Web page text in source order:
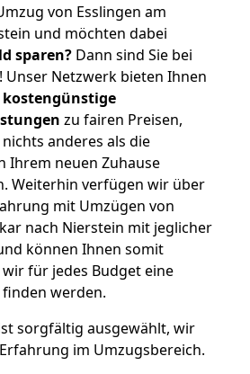
von Esslingen am
und möchten dabei
sparen? Dann sind Sie bei
Unser Netzwerk bieten Ihnen
kostengünstige
zu fairen Preisen,
anderes als die
Ihrem neuen Zuhause
Weiterhin verfügen wir über
mit Umzügen von
nach Nierstein mit jeglicher
können Ihnen somit
für jedes Budget eine
werden.
sorgfältig ausgewählt, wir
im Umzugsbereich.